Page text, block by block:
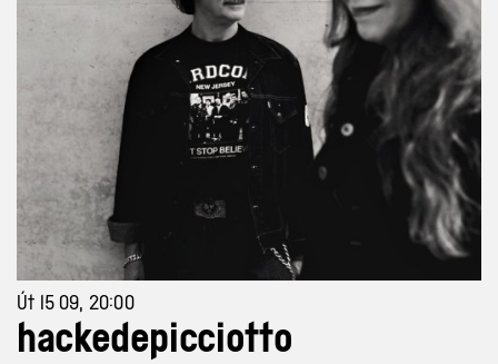
Út 15 09, 20:00
hackedepicciotto